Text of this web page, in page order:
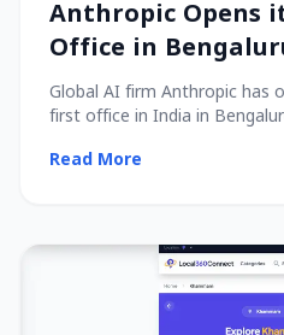
Anthropic Opens
Office in
Hiring Local
Global AI firm Anthropic has
first office in India in
Read More